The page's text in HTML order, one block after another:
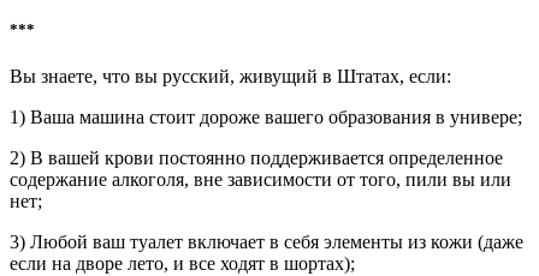
***
Вы знаете, что вы русский, живущий в Штатах, если:
1) Ваша машина стоит дороже вашего образования в универе;
2) В вашей крови постоянно поддерживается определенное
содержание алкоголя, вне зависимости от того, пили вы или
нет;
3) Любой ваш туалет включает в себя элементы из кожи (даже
если на дворе лето, и все ходят в шортах);